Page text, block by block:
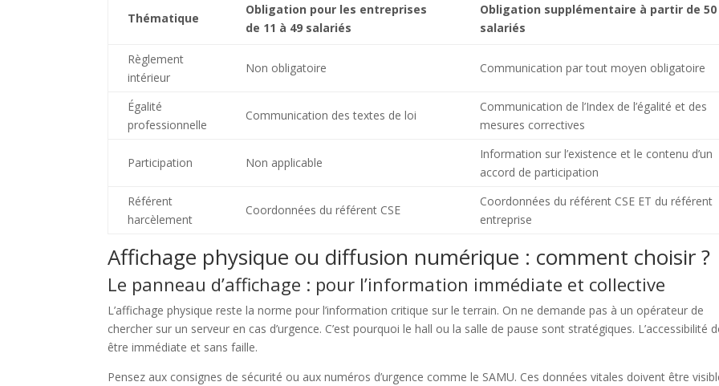
Thématique
Obligation pour les entreprises
de 11 à 49 salariés
Obligation supplémentaire à partir de 50
salariés
Règlement
intérieur
Non obligatoire Communication par tout moyen obligatoire
Égalité
professionnelle
Communication des textes de loi
Communication de l’Index de l’égalité et des
mesures correctives
Participation Non applicable
Information sur l’existence et le contenu d’un
accord de participation
Référent
harcèlement
Coordonnées du référent CSE
Coordonnées du référent CSE ET du référent
entreprise
Affichage physique ou diffusion numérique : comment choisir ?
Le panneau d’affichage : pour l’information immédiate et collective
L’affichage physique reste la norme pour l’information critique sur le terrain. On ne demande pas à un opérateur de
chercher sur un serveur en cas d’urgence. C’est pourquoi le hall ou la salle de pause sont stratégiques. L’accessibilité
être immédiate et sans faille.
Pensez aux consignes de sécurité ou aux numéros d’urgence comme le SAMU. Ces données vitales doivent être